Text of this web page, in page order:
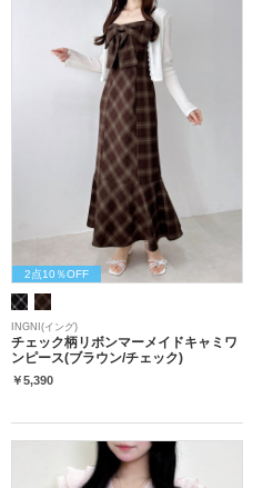
2点10％OFF
INGNI(イング)
チェック柄リボンマーメイドキャミワ
ンピース(ブラウン/チェック)
￥5,390